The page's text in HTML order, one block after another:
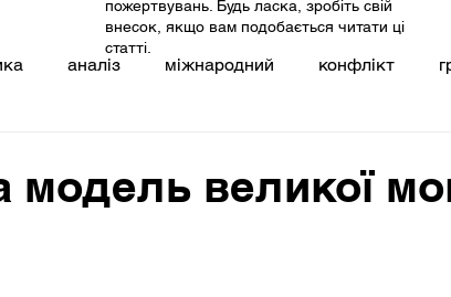
пожертвувань. Будь ласка, зробіть свій
внесок, якщо вам подобається читати ці
статті.
аналіз міжнародний конфлікт
модель великої